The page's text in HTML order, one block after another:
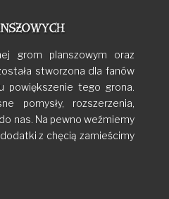
grom planszowym oraz
stworzona dla fanów
powiększenie tego grona.
pomysły, rozszerzenia,
nas. Na pewno weźmiemy
z chęcią zamieścimy